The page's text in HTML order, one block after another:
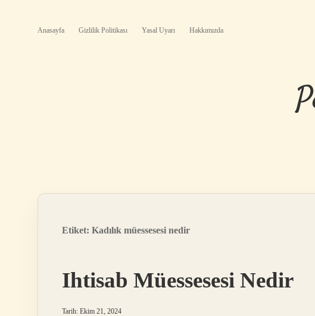
Anasayfa Gizlilik Politikası Yasal Uyarı Hakkımızda
Etiket: Kadılık müessesesi nedir
Ihtisab Müessesesi Nedir
Tarih: Ekim 21, 2024